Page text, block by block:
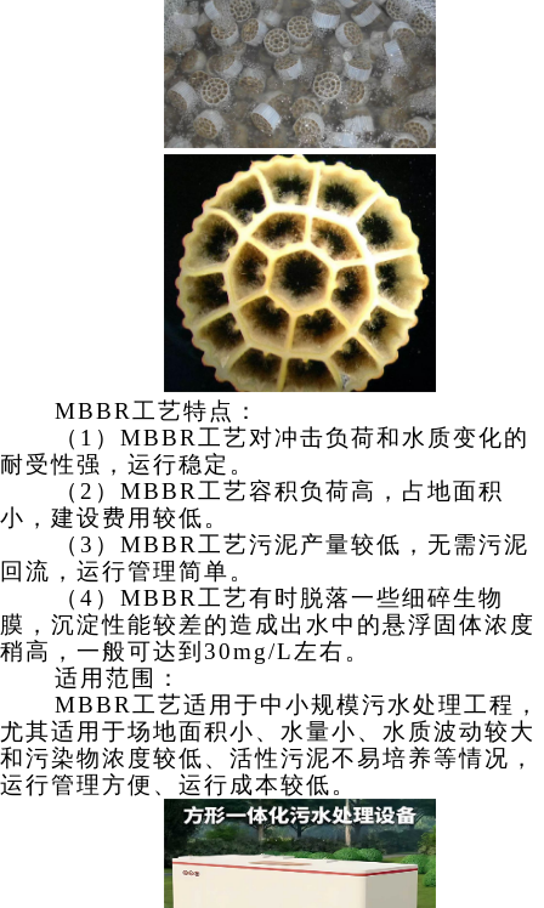
MBBR 工艺特点 ：
（ 1）MBBR 工艺对冲击负荷和水质变化的
耐受性强，运行稳定。
（ 2）MBBR 工艺容积负荷高，占地面积
小，建设费用较低。
（ 3）MBBR 工艺污泥产量较低，无需污泥
回流，运行管理简单。
（4）MBBR 工艺有时脱落一些细碎生物
膜，沉淀性能较差的造成出水中的悬浮固体浓度
稍高，一般可达到 30mg/L左右。
适用范围：
MBBR 工艺适用于中小规模污水处理工程 ，
尤其适用于场地面积小、水量小、水质波动较大
和污染物浓度较低、活性污泥不易培养等情况，
运行管理方便 、 运行成本较低。